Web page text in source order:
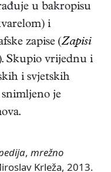
u bakropisu
i
zapise (Zapisi
). Skupio vrijednu i
i svjetskih
je
, mrežno
Krleža, 2013.